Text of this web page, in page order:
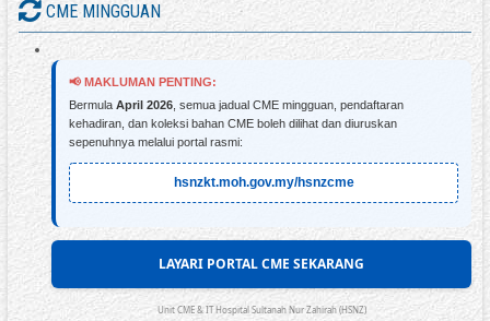
CME MINGGUAN
📢 MAKLUMAN PENTING:
Bermula April 2026 , semua jadual CME mingguan, pendaftaran
kehadiran, dan koleksi bahan CME boleh dilihat dan diuruskan
sepenuhnya melalui portal rasmi:
hsnzkt.moh.gov.my/hsnzcme
LAYARI PORTAL CME SEKARANG
Unit CME & IT Hospital Sultanah Nur Zahirah (HSNZ)